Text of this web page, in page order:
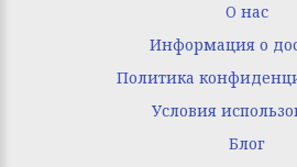
O нас
Информация о
Политика
Условия
Блог